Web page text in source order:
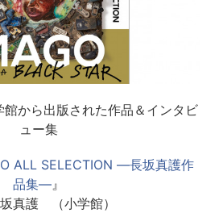
から出版された作品＆インタビ
ュー集
ALL SELECTION ―長坂真護作
品集― 』
真護 （小学館）